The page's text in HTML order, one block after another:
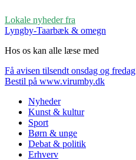
Lokale nyheder fra
Lyngby-Taarbæk & omegn
Hos os kan alle læse med
Få avisen tilsendt onsdag og fredag
Bestil på www.virumby.dk
Nyheder
Kunst & kultur
Sport
Børn & unge
Debat & politik
Erhverv